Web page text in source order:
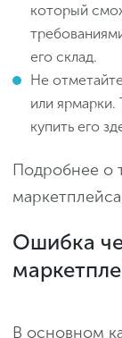
который
его склад.
Не
или
купить его
Подробнее о
Ошибка
В основном